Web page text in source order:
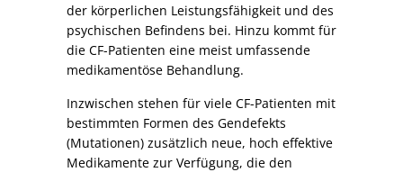
der körperlichen Leistungsfähigkeit und des
psychischen Befindens bei. Hinzu kommt für
die CF-Patienten eine meist umfassende
medikamentöse Behandlung.
Inzwischen stehen für viele CF-Patienten mit
bestimmten Formen des Gendefekts
(Mutationen) zusätzlich neue, hoch effektive
Medikamente zur Verfügung, die den